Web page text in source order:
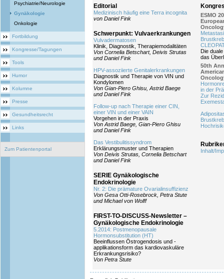
Psychiatrie/Neurologie
Gynäkologie
Onkologie
Fortbildung
Kongresse/Tagungen
Tools
Humor
Kolumne
Presse
Gesundheitsrecht
Links
Zum Patientenportal
Editorial
Medizinisch häufig eine Terra incognita
von Daniel Fink
Schwerpunkt: Vulvaerkrankungen
Vulvadermatosen
Klinik, Diagnostik, Therapiemodalitäten
Von Cornelia Betschart, Deivis Strutas
und Daniel Fink
HPV-assoziierte Genitalerkrankungen
Diagnostik und Therapie von VIN und
Kondylomen
Von Gian-Piero Ghisu, Astrid Baege
und Daniel Fink
Follow-up nach Therapie einer CIN,
einer VIN und einer VAIN
Vorgehen in der Praxis
Von Astrid Baege, Gian-Piero Ghisu
und Daniel Fink
Das Vestibulitissyndrom
Erklärungsmuster und Therapien
Von Deivis Strutas, Cornelia Betschart
und Daniel Fink
SERIE Gynäkologische
Endokrinologie
Nr. 2: Die prämature Ovarialinsuffizienz
Von Gesa Otti-Rosebrock, Petra Stute
und Michael von Wolff
FIRST-TO-DISCUSS-Newsletter –
Gynäkologische Endokrinologie
5.2014: Postmenopausale
Hormonsubstitution (HT)
Beeinflussen Östrogendosis und -
applikationsform das kardiovaskuläre
Erkrankungsrisiko?
Von Petra Stute
ESMO
Die
das
50th
in der
Zur
Inhalt/